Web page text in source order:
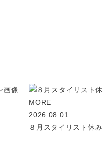
MORE
2026.08.01
８月スタイリスト休み